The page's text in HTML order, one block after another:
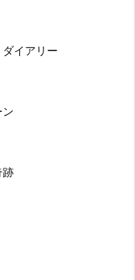
イアリー
ン
跡